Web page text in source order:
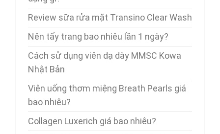
Review sữa rửa mặt Transino Clear Wash
Nên tẩy trang bao nhiêu lần 1 ngày?
Cách sử dụng viên dạ dày MMSC Kowa
Nhật Bản
Viên uống thơm miệng Breath Pearls giá
bao nhiêu?
Collagen Luxerich giá bao nhiêu?